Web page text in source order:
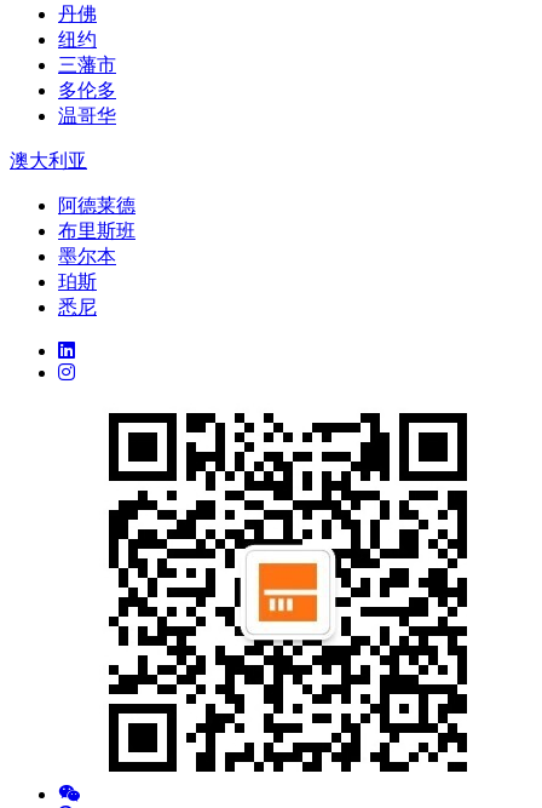
丹佛
纽约
三藩市
多伦多
温哥华
澳大利亚
阿德莱德
布里斯班
墨尔本
珀斯
悉尼